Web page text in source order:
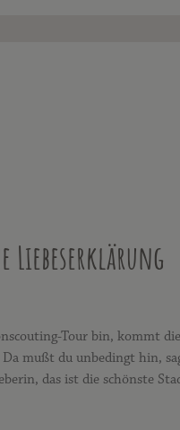
Liebeserklärung
Tour bin, kommt die
Da mußt du unbedingt hin,
das ist die schönste